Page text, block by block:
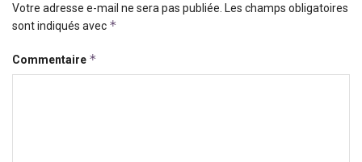
Votre adresse e-mail ne sera pas publiée. Les champs obligatoires
sont indiqués avec *
Commentaire *